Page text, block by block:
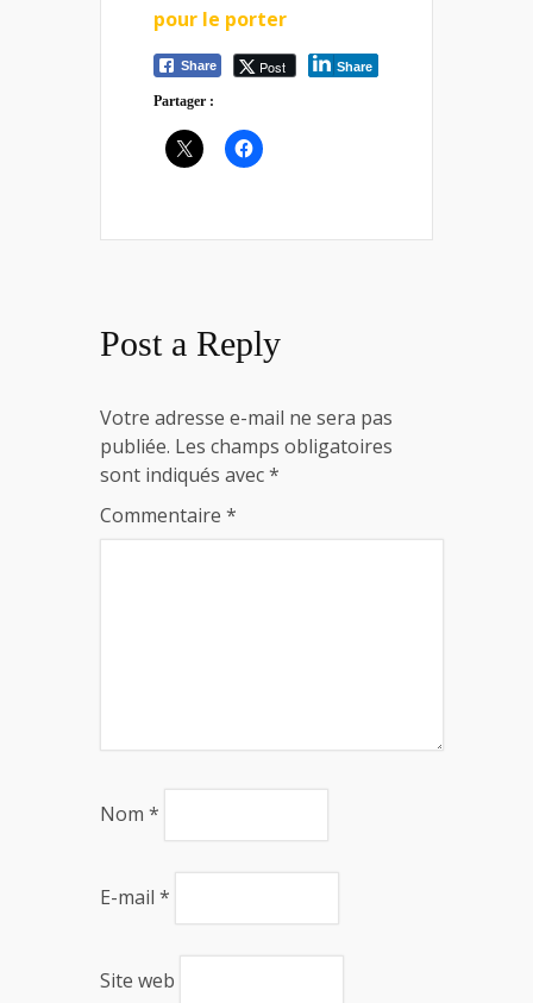
pour le porter
Share Post Share
Partager :
Post a Reply
Votre adresse e-mail ne sera pas
publiée. Les champs obligatoires
sont indiqués avec*
Commentaire *
Nom *
E-mail *
Site web